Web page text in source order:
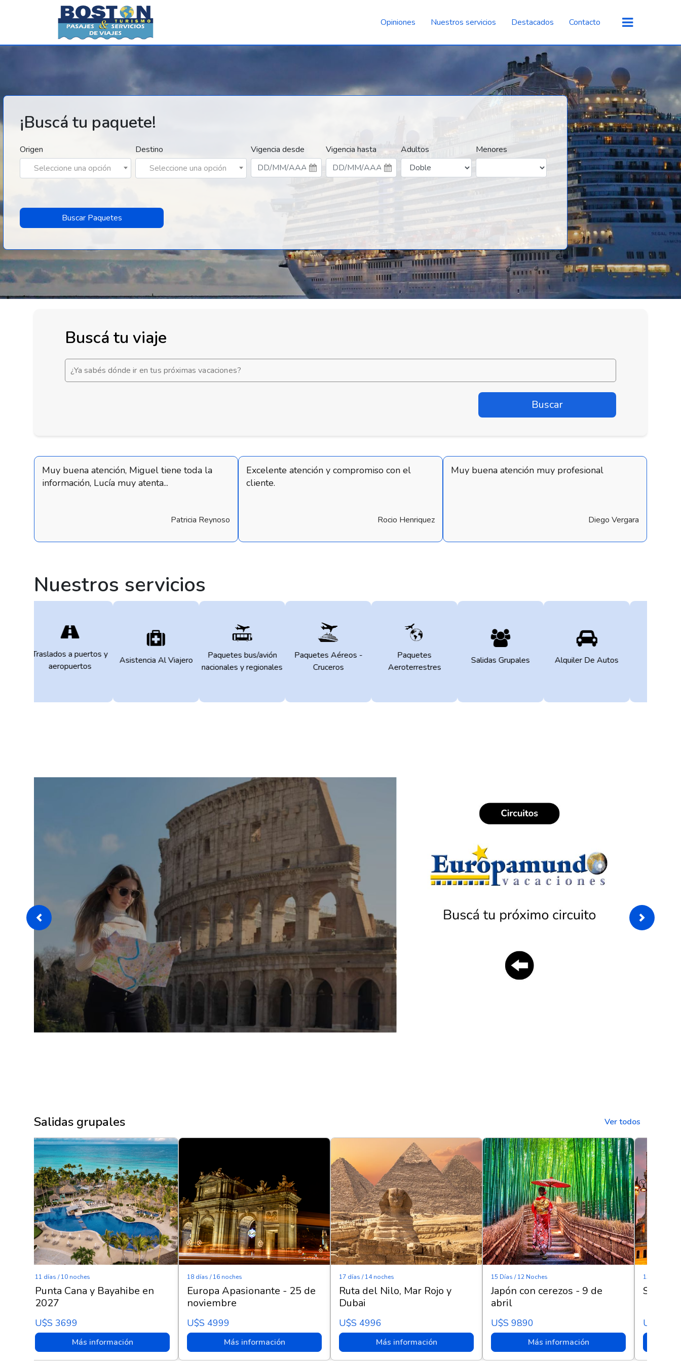
Opiniones Nuestros servicios Destacados Contacto
¡Buscá tu paquete!
Origen
Seleccione una opción
Destino
Seleccione una opción
Vigencia desde Vigencia hasta Adultos Menores
Buscar Paquetes
Buscá tu viaje
Buscar
Muy buena atención, Miguel tiene toda la
información, Lucía muy atenta...
Patricia Reynoso
Excelente atención y compromiso con el
cliente.
Rocio Henriquez
Muy buena atención muy profesional
Diego Vergara
Nuestros servicios
Traslados a puertos y
aeropuertos
Asistencia Al Viajero
Paquetes bus/avión
nacionales y regionales
Paquetes Aéreos -
Cruceros
Paquetes
Aeroterrestres
Salidas Grupales Alquiler De Autos
Salidas grupales Ver todos
11 días / 10 noches
Punta Cana y Bayahibe en
2027
U$s 3699
Más información
18 días / 16 noches
Europa Apasionante - 25 de
noviembre
U$s 4999
Más información
17 días / 14 noches
Ruta del Nilo, Mar Rojo y
Dubai
U$s 4996
Más información
15 Días / 12 Noches
Japón con cerezos - 9 de
abril
U$s 9890
Más información
13 días / 11
Sentí
U$s